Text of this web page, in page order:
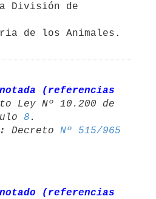
División de
de los Animales.
(referencias
Ley Nº 10.200 de
8
Decreto Nº 515/965
(referencias